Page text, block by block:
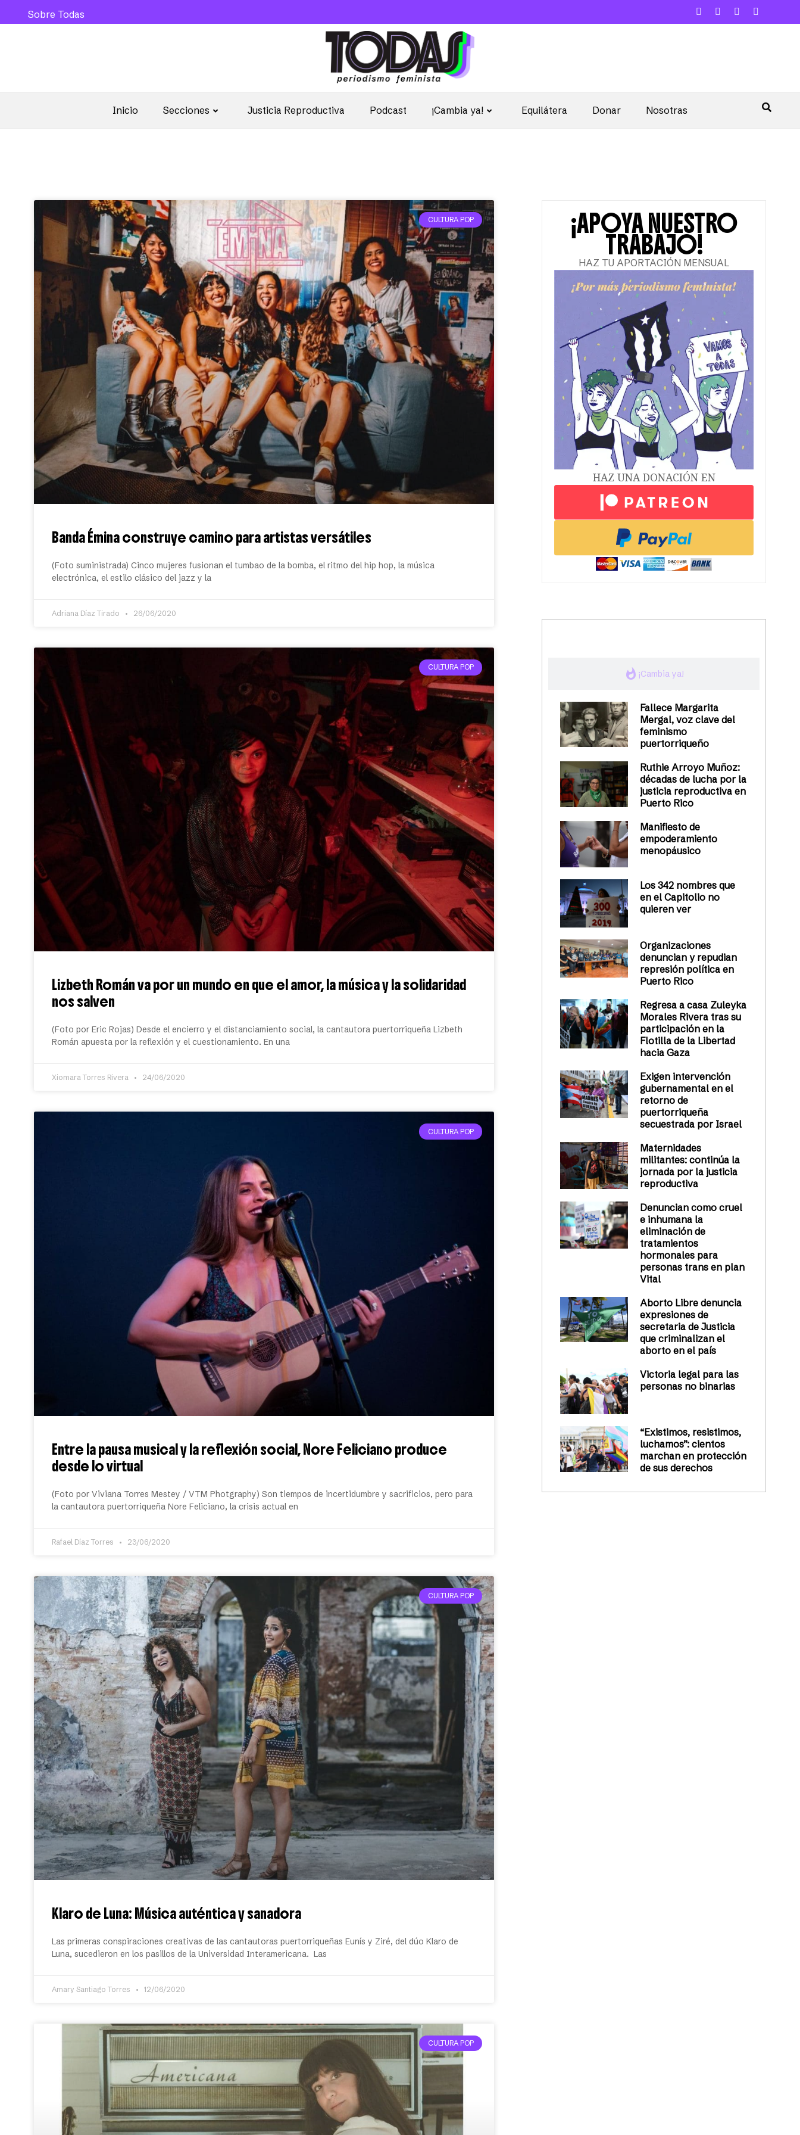
Inicio Secciones Justicia Reproductiva Podcast ¡Cambia ya! Equilátera Donar Nosotras
Sobre Todas
CULTURA POP
Banda Émina construye camino para artistas versátiles
(Foto suministrada) Cinco mujeres fusionan el tumbao de la bomba, el ritmo del hip hop, la música
electrónica, el estilo clásico del jazz y la
Adriana Díaz Tirado 26/06/2020
CULTURA POP
Lizbeth Román va por un mundo en que el amor, la música y la solidaridad
nos salven
(Foto por Eric Rojas) Desde el encierro y el distanciamiento social, la cantautora puertorriqueña Lizbeth
Román apuesta por la reflexión y el cuestionamiento. En una
Xiomara Torres Rivera 24/06/2020
CULTURA POP
Entre la pausa musical y la reflexión social, Nore Feliciano produce
desde lo virtual
(Foto por Viviana Torres Mestey / VTM Photgraphy) Son tiempos de incertidumbre y sacrificios, pero para
la cantautora puertorriqueña Nore Feliciano, la crisis actual en
Rafael Díaz Torres 23/06/2020
CULTURA POP
Klaro de Luna: Música auténtica y sanadora
Las primeras conspiraciones creativas de las cantautoras puertorriqueñas Eunís y Ziré, del dúo Klaro de
Luna, sucedieron en los pasillos de la Universidad Interamericana. Las
Amary Santiago Torres 12/06/2020
CULTURA POP
¡APOYA NUESTRO
TRABAJO!
HAZ TU APORTACIÓN MENSUAL
HAZ UNA DONACIÓN EN
whatshot ¡Cambia ya!
Fallece Margarita
Mergal, voz clave del
feminismo
puertorriqueño
Ruthie Arroyo Muñoz:
décadas de lucha por la
justicia reproductiva en
Puerto Rico
Manifiesto de
empoderamiento
menopáusico
Los 342 nombres que
en el Capitolio no
quieren ver
Organizaciones
denuncian y repudian
represión política en
Puerto Rico
Regresa a casa Zuleyka
Morales Rivera tras su
participación en la
Flotilla de la Libertad
hacia Gaza
Exigen intervención
gubernamental en el
retorno de
puertorriqueña
secuestrada por Israel
Maternidades
militantes: continúa la
jornada por la justicia
reproductiva
Denuncian como cruel
e inhumana la
eliminación de
tratamientos
hormonales para
personas trans en plan
Vital
Aborto Libre denuncia
expresiones de
secretaria de Justicia
que criminalizan el
aborto en el país
Victoria legal para las
personas no binarias
“Existimos, resistimos,
luchamos”: cientos
marchan en protección
de sus derechos